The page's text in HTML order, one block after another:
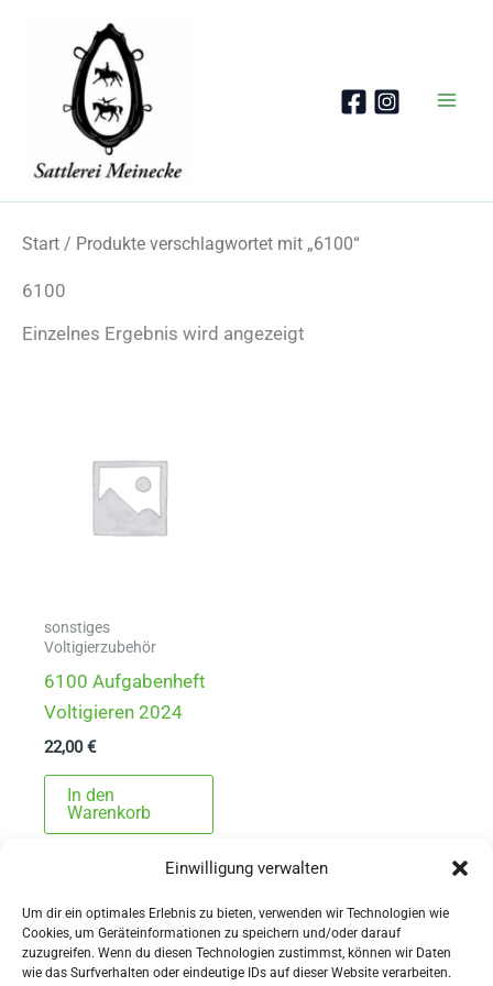
Einwilligung verwalten
Um dir ein optimales Erlebnis zu bieten, verwenden wir Technologien wie
Cookies, um Geräteinformationen zu speichern und/oder darauf
zuzugreifen. Wenn du diesen Technologien zustimmst, können wir Daten
wie das Surfverhalten oder eindeutige IDs auf dieser Website verarbeiten.
Start / Produkte verschlagwortet mit „6100“
6100
Einzelnes Ergebnis wird angezeigt
sonstiges
Voltigierzubehör
6100 Aufgabenheft
Voltigieren 2024
22,00€
In den
Warenkorb